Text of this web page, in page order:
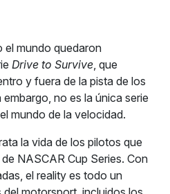
mundo quedaron
Drive to Survive, que
y fuera de la pista de los
no es la única serie
mundo de la velocidad.
la vida de los pilotos que
NASCAR Cup Series. Con
el reality es todo un